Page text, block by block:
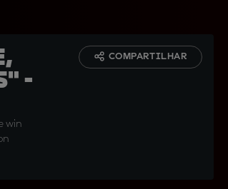
-
win
COMPARTILHAR